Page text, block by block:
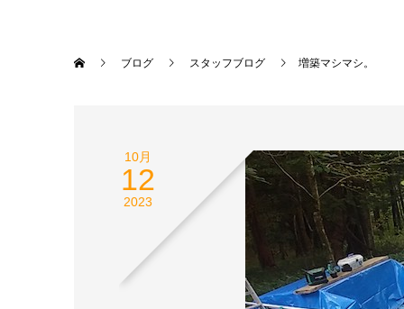
ブログ スタッフブログ 増築マシマシ。
10月
12
2023